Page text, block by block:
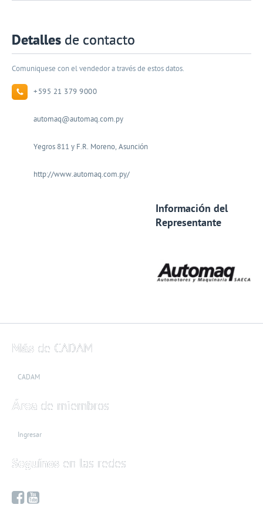
Detalles de contacto
Comuniquese con el vendedor a través de estos datos.
+595 21 379 9000
automaq@automaq.com.py
Yegros 811 y F.R. Moreno, Asunción
http://www.automaq.com.py/
Información del
Representante
Más de CADAM
CADAM
Área de miembros
Ingresar
Seguínos en las redes